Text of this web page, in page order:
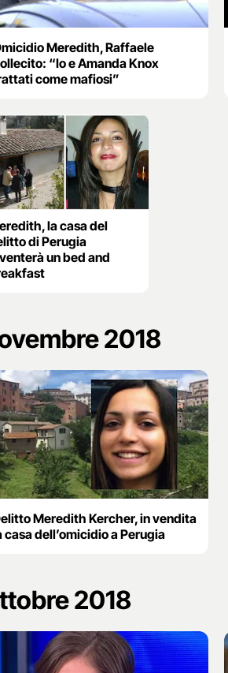
Meredith, Raffaele
“Io e Amanda Knox
come mafiosi”
la casa del
di Perugia
un bed and
2018
Meredith Kercher, in vendita
casa dell’omicidio a Perugia
2018